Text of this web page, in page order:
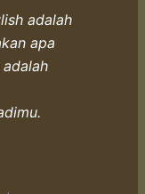
adalah
apa